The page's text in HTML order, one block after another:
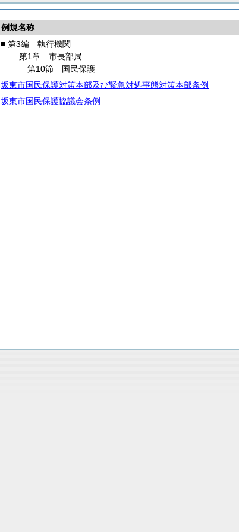
例規名称
■ 第3編 執行機関
第1章 市長部局
第10節 国民保護
坂東市国民保護対策本部及び緊急対処事態対策本部条例
坂東市国民保護協議会条例